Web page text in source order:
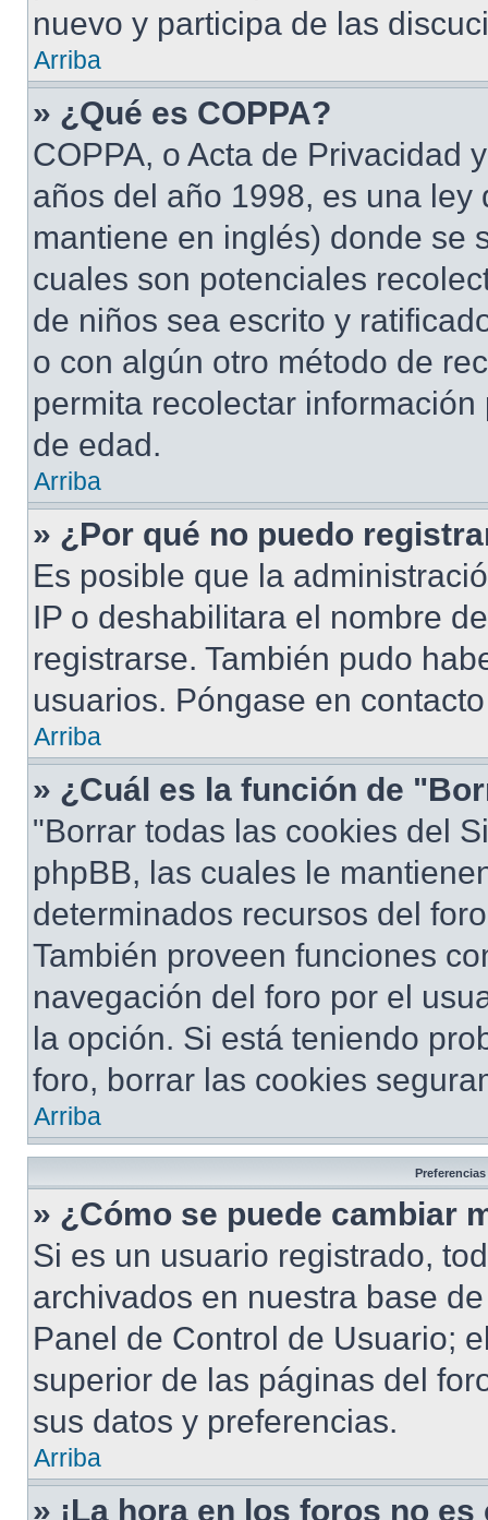
nuevo y participa de las
Arriba
» ¿Qué es COPPA?
COPPA, o Acta de Privacidad
años del año 1998, es una
mantiene en inglés) donde se
cuales son potenciales
de niños sea escrito y
o con algún otro método de
permita recolectar
de edad.
Arriba
» ¿Por qué no puedo
Es posible que la
IP o deshabilitara el nombre
registrarse. También pudo
usuarios. Póngase en
Arriba
» ¿Cuál es la función de
"Borrar todas las cookies del
phpBB, las cuales le
determinados recursos del
También proveen funciones
navegación del foro por el
la opción. Si está teniendo
foro, borrar las cookies
Arriba
» ¿Cómo se puede cambiar
Si es un usuario registrado,
archivados en nuestra base
Panel de Control de Usuario;
superior de las páginas del
sus datos y preferencias.
Arriba
» ¡La hora en los foros no